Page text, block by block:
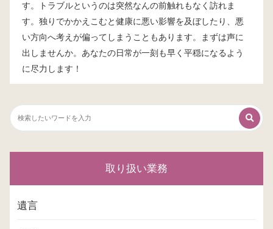
す。トラブルというのは突然なんの前触れもなく訪れま
す。独りでかかえこむと健康に悪い影響を及ぼしたり、悪
い方向へ考えが偏ってしまうこともあります。まずは声に
出しませんか。あなたの日常が一刻も早く平穏になるよう
に尽力します！
取り扱い業務
遺言